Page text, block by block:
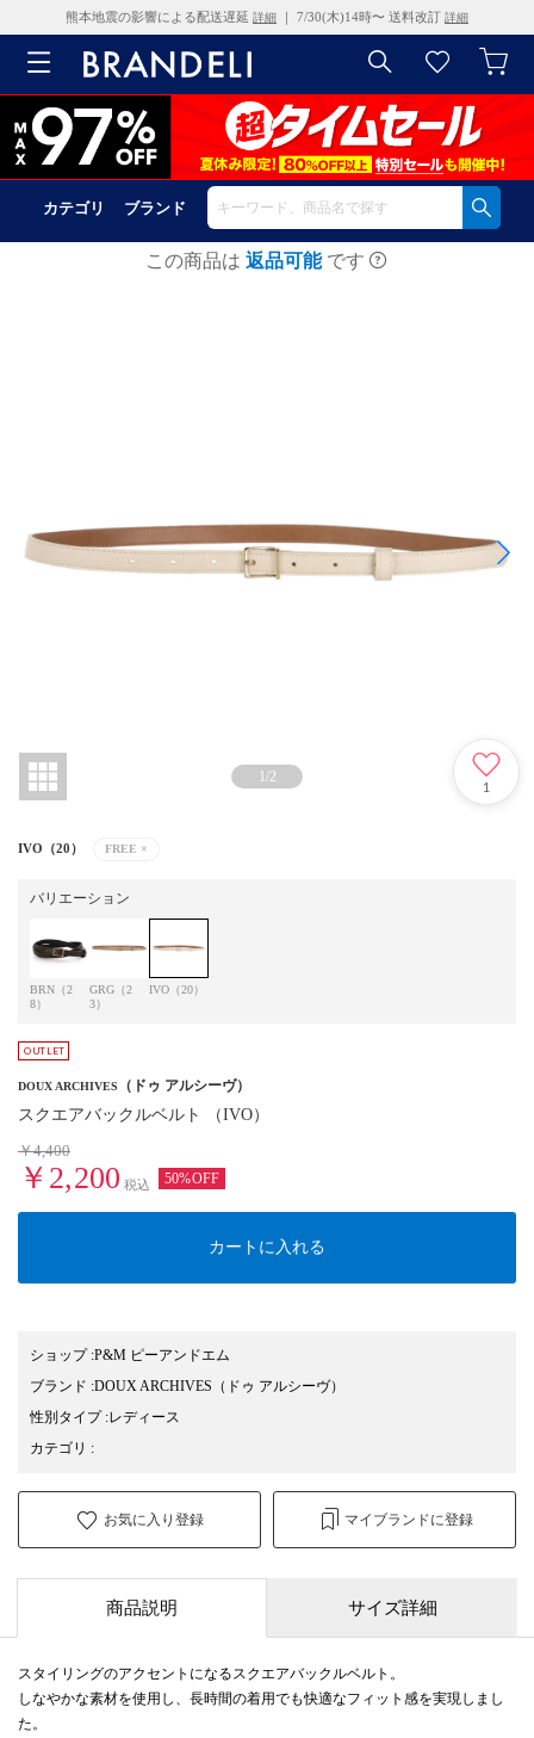
熊本地震の影響による配送遅延 詳細 ｜ 7/30(木)14時〜 送料改訂 詳細
カテゴリ ブランド
この商品は 返品可能 です
1/2
1
IVO（20） FREE ×
バリエーション
BRN（2
8）
GRG（2
3）
IVO（20）
DOUX ARCHIVES （ドゥ アルシーヴ）
スクエアバックルベルト （IVO）
￥4,400
￥2,200 税込 50%OFF
カートに入れる
ショップ:P&M ピーアンドエム
ブランド :DOUX ARCHIVES （ドゥ アルシーヴ）
性別タイプ:レディース
カテゴリ :
お気に入り登録 マイブランドに登録
商品説明 サイズ詳細
スタイリングのアクセントになるスクエアバックルベルト。
しなやかな素材を使用し、長時間の着用でも快適なフィット感を実現しまし
た。